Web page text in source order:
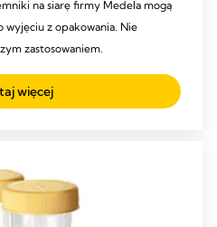
na siarę firmy Medela mogą
z opakowania. Nie
zastosowaniem.
więcej